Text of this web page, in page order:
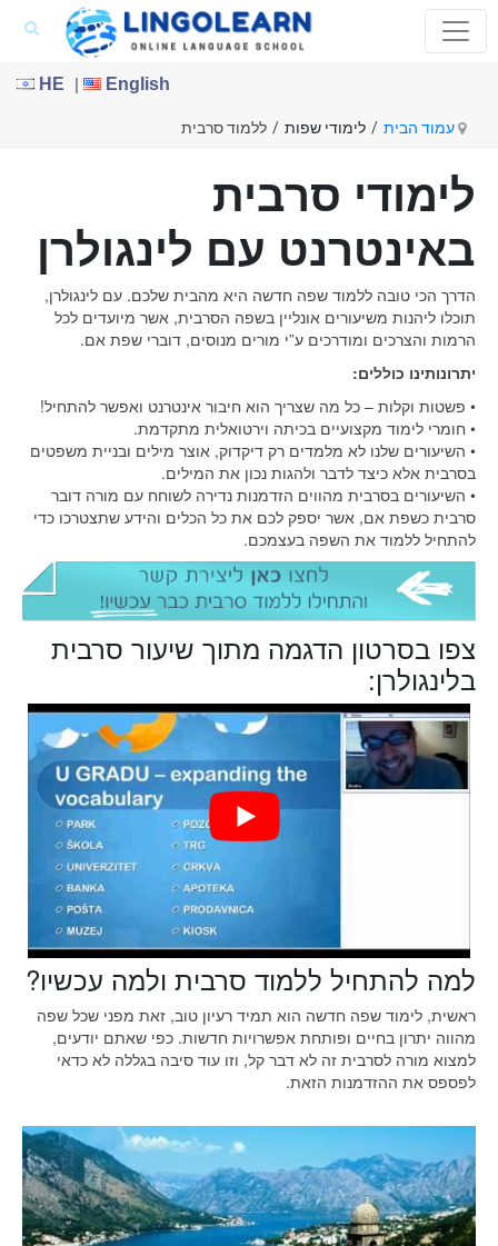
HE | English
עמוד הבית / לימודי שפות / ללמוד סרבית
לימודי סרבית
באינטרנט עם לינגולרן
הדרך הכי טובה ללמוד שפה חדשה היא מהבית שלכם. עם לינגולרן,
תוכלו ליהנות משיעורים אונליין בשפה הסרבית, אשר מיועדים לכל
הרמות והצרכים ומודרכים ע”י מורים מנוסים, דוברי שפת אם.
יתרונותינו כוללים:
• פשטות וקלות – כל מה שצריך הוא חיבור אינטרנט ואפשר להתחיל!
• חומרי לימוד מקצועיים בכיתה וירטואלית מתקדמת.
• השיעורים שלנו לא מלמדים רק דיקדוק, אוצר מילים ובניית משפטים
בסרבית אלא כיצד לדבר ולהגות נכון את המילים.
• השיעורים בסרבית מהווים הזדמנות נדירה לשוחח עם מורה דובר
סרבית כשפת אם, אשר יספק לכם את כל הכלים והידע שתצטרכו כדי
להתחיל ללמוד את השפה בעצמכם.
צפו בסרטון הדגמה מתוך שיעור סרבית
בלינגולרן:
למה להתחיל ללמוד סרבית ולמה עכשיו?
ראשית, לימוד שפה חדשה הוא תמיד רעיון טוב, זאת מפני שכל שפה
מהווה יתרון בחיים ופותחת אפשרויות חדשות. כפי שאתם יודעים,
למצוא מורה לסרבית זה לא דבר קל, וזו עוד סיבה בגללה לא כדאי
לפספס את ההזדמנות הזאת.